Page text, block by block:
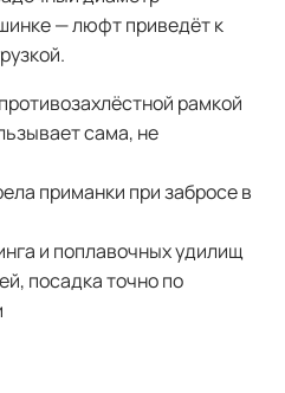
— люфт приведёт к
рамкой
сама, не
приманки при забросе в
и поплавочных удилищ
посадка точно по